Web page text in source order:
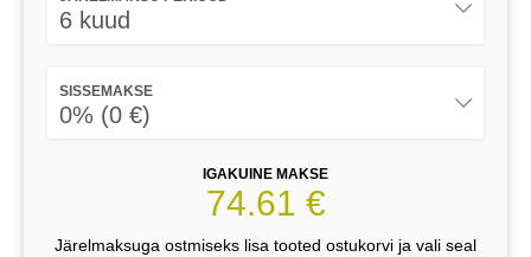
6 kuud
SISSEMAKSE
0% (0 €)
IGAKUINE MAKSE
74.61 €
Järelmaksuga ostmiseks lisa tooted ostukorvi ja vali seal